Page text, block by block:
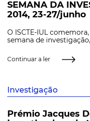
SEMANA DA
2014, 23-27/junho
O ISCTE-IUL
semana de
Continuar a ler
Investigação
Prémio Jacques